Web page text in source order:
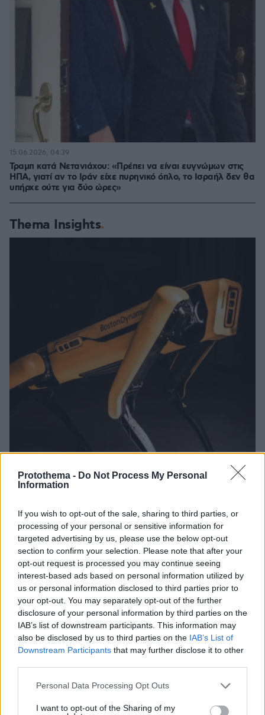
Protothema - Do Not Process My Personal
Information
If you wish to opt-out of the sale, sharing to third parties, or
processing of your personal or sensitive information for
targeted advertising by us, please use the below opt-out
section to confirm your selection. Please note that after your
opt-out request is processed you may continue seeing
interest-based ads based on personal information utilized by
us or personal information disclosed to third parties prior to
your opt-out. You may separately opt-out of the further
disclosure of your personal information by third parties on the
IAB’s list of downstream participants. This information may
also be disclosed by us to third parties on the IAB’s List of
Downstream Participants that may further disclose it to other
Please note that this website/app uses one or more Google
not limited to your visit or usage behaviour. You may click to
Personal Data Processing Opt Outs
I want to opt-out of the Sharing of my
Τραμπ κατά Νετανιάχου: «Πρέπει να είναι ευγνώμων στις
ΗΠΑ, γιατί αν το Ιράν είχε πυρηνικό όπλο, το Ισραήλ δεν θα
υπήρχε ούτε για δύο ώρες»
15.06.2026, 04:39
Thema Insights
Το μέλλον της τεχνολογίας
Η Smart φοιτητική κατοικία στην καρδιά της Αθήνας
03.08.2026, 10:56
Επαγγελματική Εκπαίδευση & Εξειδίκευση: Το Mοντέλο που
σε Bάζει στην Aγορά Eργασίας
26.07.2026, 09:54
ΡΟΗ ΕΙΔΗΣΕΩΝ
πριν 10 λεπτά